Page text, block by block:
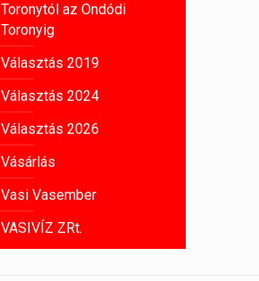
Toronytól az Ondódi
Toronyig
Választás 2019
Választás 2024
Választás 2026
Vásárlás
Vasi Vasember
VASIVÍZ ZRt.